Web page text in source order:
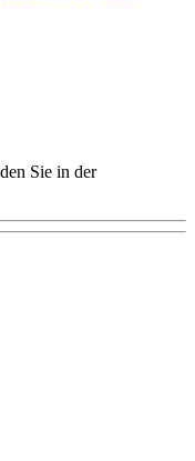
Sie in der